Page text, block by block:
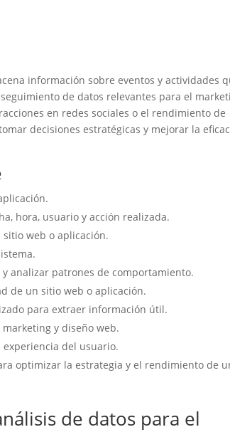
información sobre eventos y actividades
de datos relevantes para el
en redes sociales o el rendimiento de
decisiones estratégicas y mejorar la
hora, usuario y acción realizada.
web o aplicación.
analizar patrones de comportamiento.
de un sitio web o aplicación.
para extraer información útil.
y diseño web.
del usuario.
optimizar la estrategia y el rendimiento de
de datos para el